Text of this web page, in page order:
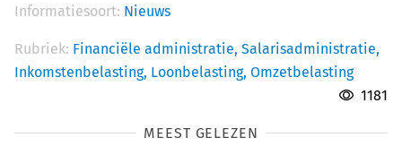
Informatiesoort: Nieuws
Rubriek: Financiële administratie, Salarisadministratie,
Inkomstenbelasting, Loonbelasting, Omzetbelasting
1181
MEEST GELEZEN